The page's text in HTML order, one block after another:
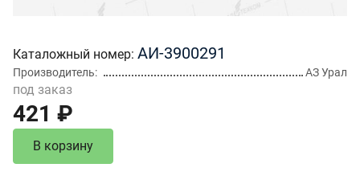
Каталожный номер АИ-3900291
Производитель АЗ Урал
под заказ
421 ₽
В корзину